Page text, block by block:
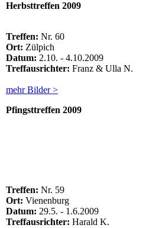
Herbsttreffen 2009
Treffen: Nr. 60
Ort: Zülpich
Datum: 2.10. - 4.10.2009
Treffausrichter: Franz & Ulla N.
mehr Bilder >
Pfingsttreffen 2009
Treffen: Nr. 59
Ort: Vienenburg
Datum: 29.5. - 1.6.2009
Treffausrichter: Harald K.